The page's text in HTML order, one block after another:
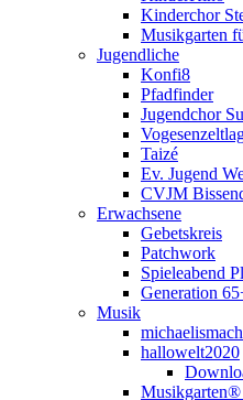
Kinderchor
Musikgarten
Jugendliche
Konfi8
Pfadfinder
Jugendchor
Taizé
Ev. Jugend
CVJM
Erwachsene
Gebetskreis
Patchwork
Spieleabend
Generation
Musik
hallowelt2020